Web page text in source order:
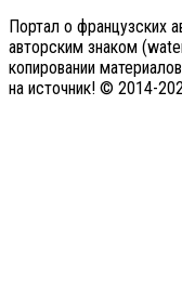
Портал о французских
авторским знаком
копировании
на источник! © 2014-